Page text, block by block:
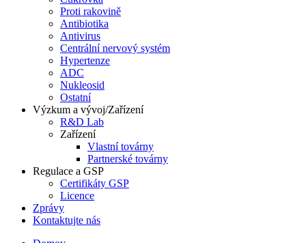
Proti rakovině
Antibiotika
Antivirus
Centrální nervový systém
Hypertenze
ADC
Nukleosid
Ostatní
Výzkum a vývoj/Zařízení
R&D Lab
Zařízení
Vlastní továrny
Partnerské továrny
Regulace a GSP
Certifikáty GSP
Licence
Zprávy
Kontaktujte nás